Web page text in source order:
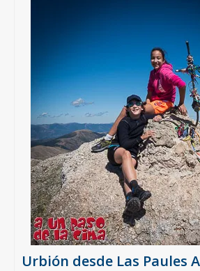
Urbión desde Las Paules